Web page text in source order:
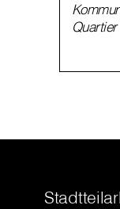
Quartier